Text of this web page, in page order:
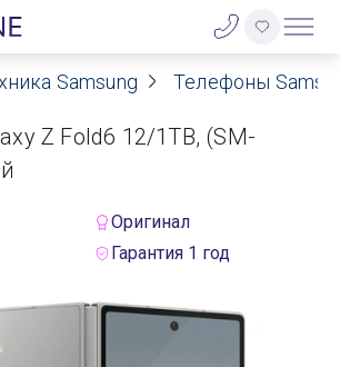
оферты
Samsung Телефоны
Z Fold6 12/1TB, (SM-
Оригинал
Гарантия 1 год